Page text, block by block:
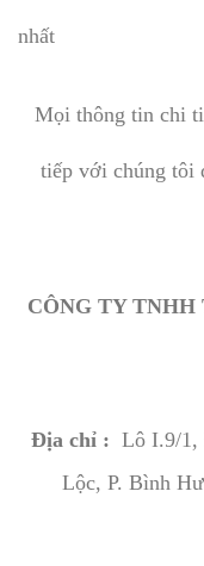
nhất
Mọi thông tin chi
tiếp với chúng tôi
CÔNG TY
Địa chỉ : Lô I.9/1,
Lộc, P. Bình